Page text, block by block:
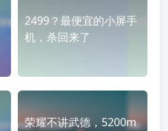
2499？最便宜的小屏手